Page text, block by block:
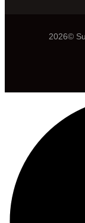
2026©